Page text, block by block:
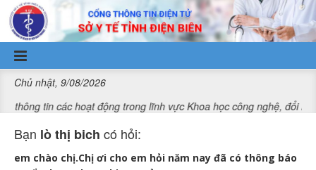
Truy cập nội dung luôn
Chủ nhật, 9/08/2026
các hoạt động trong lĩnh vực Khoa học công nghệ, đổi mới sáng
Bạn lò thị bich có hỏi:
em chào chị.Chị ơi cho em hỏi năm nay đã có thông báo